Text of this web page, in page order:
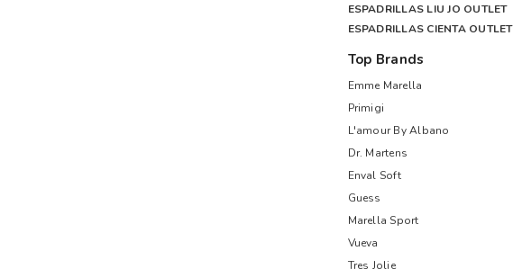
ESPADRILLAS LIU JO OUTLET
ESPADRILLAS CIENTA OUTLET
Top Brands
Emme Marella
Primigi
L'amour By Albano
Dr. Martens
Enval Soft
Guess
Marella Sport
Vueva
Tres Jolie